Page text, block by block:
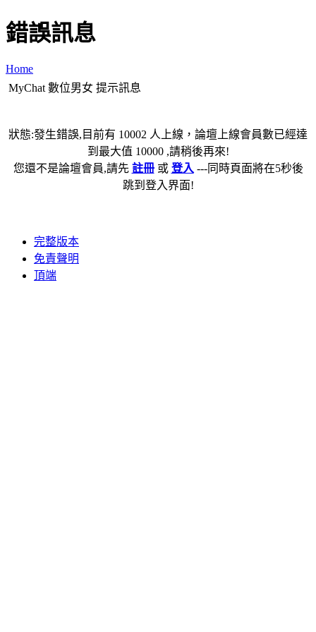
錯誤訊息
Home
MyChat 數位男女 提示訊息
狀態:發生錯誤,目前有 10002 人上線，論壇上線會員數已經達
到最大值 10000 ,請稍後再來!
您還不是論壇會員,請先 註冊或 登入 ---同時頁面將在5秒後
跳到登入界面!
完整版本
免責聲明
頂端